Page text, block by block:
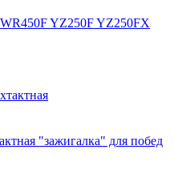
YZ250F YZ250FX
"зажигалка" для побед